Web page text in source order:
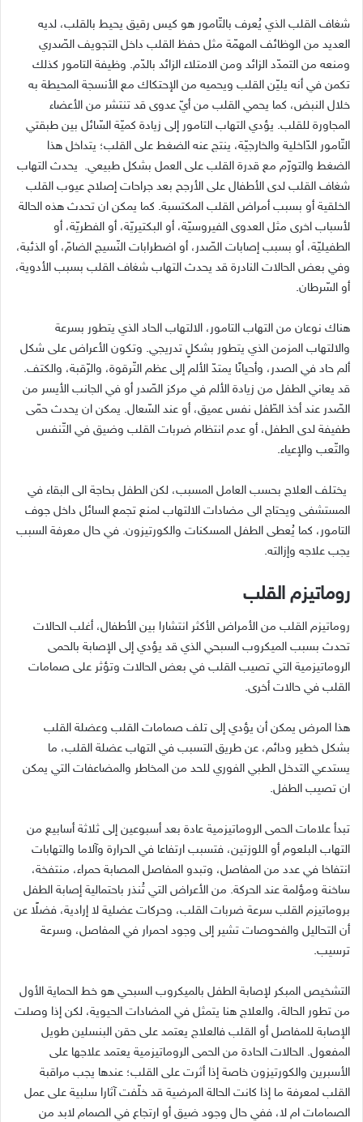
شغاف القلب الذي يُعرف بالتّامور هو كيس رقيق يحيط بالقلب، لديه
العديد من الوظائف المهمّة مثل حفظ القلب داخل التجويف الصّدري
ومنعه من التمدّد الزائد ومن الامتلاء الزائد بالدّم. وظيفة التامور كذلك
تكمن في أنه يليّن القلب ويحميه من الإحتكاك مع الأنسجة المحيطة به
خلال النبض، كما يحمي القلب من أيّ عدوى قد تنتشر من الأعضاء
المجاورة للقلب. يؤدي التهاب التامور إلى زيادة كميّة السّائل بين طبقتي
التّامور الدّاخلية والخارجيّة، ينتج عنه الضغط على القلب؛ يتداخل هذا
الضغط والتورّم مع قدرة القلب على العمل بشكل طبيعي. يحدث التهاب
شغاف القلب لدى الأطفال على الأرجح بعد جراحات إصلاح عيوب القلب
الخلقية أو بسبب أمراض القلب المكتسبة. كما يمكن ان تحدث هذه الحالة
لأسباب اخرى مثل العدوى الفيروسيّة، أو البكتيريّة، أو الفطريّة، أو
الطفيليّة، أو بسبب إصابات الصّدر، أو اضطرابات النّسيج الضامّ، أو الذئبة،
وفي بعض الحالات النادرة قد يحدث التهاب شغاف القلب بسبب الأدوية،
أو السّرطان.
هناك نوعان من التهاب التامور، الالتهاب الحاد الذي يتطور بسرعة
والالتهاب المزمن الذي يتطور بشكلٍ تدريجي. وتكون الأعراض على شكل
ألم حاد في الصدر، وأحيانًا يمتدّ الألم إلى عظم التّرقوة، والرّقبة، والكتف.
قد يعاني الطفل من زيادة الألم في مركز الصّدر أو في الجانب الأيسر من
الصّدر عند أخذ الطّفل نفس عميق، أو عند السّعال. يمكن ان يحدث حمّى
طفيفة لدى الطفل، أو عدم انتظام ضربات القلب وضيق في التّنفس
والتّعب والإعياء.
يختلف العلاج بحسب العامل المسبب، لكن الطفل بحاجة الى البقاء في
المستشفى ويحتاج الى مضادات الالتهاب لمنع تجمع السائل داخل جوف
التامور، كما يُعطى الطفل المسكنات والكورتيزون. في حال معرفة السبب
يجب علاجه وإزالته.
روماتيزم القلب
روماتيزم القلب من الأمراض الأكثر انتشارا بين الأطفال، أغلب الحالات
تحدث بسبب الميكروب السبحي الذي قد يؤدي إلى الإصابة بالحمى
الروماتيزمية التي تصيب القلب في بعض الحالات وتؤثر على صمامات
القلب في حالات أخرى.
هذا المرض يمكن أن يؤدي إلى تلف صمامات القلب وعضلة القلب
بشكل خطير ودائم، عن طريق التسبب في التهاب عضلة القلب، ما
يستدعي التدخل الطبي الفوري للحد من المخاطر والمضاعفات التي يمكن
ان تصيب الطفل.
تبدأ علامات الحمى الروماتيزمية عادة بعد أسبوعين إلى ثلاثة أسابيع من
التهاب البلعوم أو اللوزتين، فتسبب ارتفاعا في الحرارة وآلاما والتهابات
انتفاخا في عدد من المفاصل، وتبدو المفاصل المصابة حمراء، منتفخة،
ساخنة ومؤلمة عند الحركة. من الأعراض التي تُنذر باحتمالية إصابة الطفل
بروماتيزم القلب سرعة ضربات القلب، وحركات عضلية لا إرادية، فضلًا عن
أن التحاليل والفحوصات تشير إلى وجود احمرار في المفاصل، وسرعة
ترسيب.
التشخيص المبكر لإصابة الطفل بالميكروب السبحي هو خط الحماية الأول
من تطور الحالة، والعلاج هنا يتمثل في المضادات الحيوية، لكن إذا وصلت
الإصابة للمفاصل أو القلب فالعلاج يعتمد على حقن البنسلين طويل
المفعول. الحالات الحادة من الحمى الروماتيزمية يعتمد علاجها على
الأسبرين والكورتيزون خاصة إذا أثرت على القلب؛ عندها يجب مراقبة
القلب لمعرفة ما إذا كانت الحالة المرضية قد خلّفت آثارا سلبية على عمل
الصمامات ام لا، ففي حال وجود ضيق أو ارتجاع في الصمام لابد من